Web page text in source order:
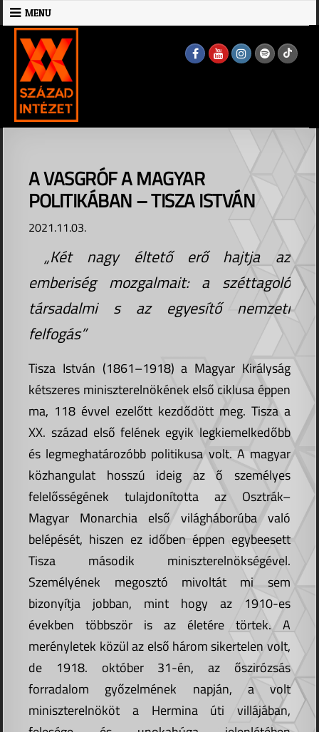
Skip
to
content
MENU
A VASGRÓF A MAGYAR
POLITIKÁBAN – TISZA ISTVÁN
2021.11.03.
„Két nagy éltető erő hajtja az
emberiség mozgalmait: a széttagoló
társadalmi s az egyesítő nemzeti
felfogás”
Tisza István (1861­–1918) a Magyar Királyság
kétszeres miniszterelnökének első ciklusa éppen
ma, 118 évvel ezelőtt kezdődött meg. Tisza a
XX. század első felének egyik legkiemelkedőbb
és legmeghatározóbb politikusa volt. A magyar
közhangulat hosszú ideig az ő személyes
felelősségének tulajdonította az Osztrák–
Magyar Monarchia első világháborúba való
belépését, hiszen ez időben éppen egybeesett
Tisza második miniszterelnökségével.
Személyének megosztó mivoltát mi sem
bizonyítja jobban, mint hogy az 1910-es
években többször is az életére törtek. A
merényletek közül az első három sikertelen volt,
de 1918. október 31-én, az őszirózsás
forradalom győzelmének napján, a volt
miniszterelnököt a Hermina úti villájában,